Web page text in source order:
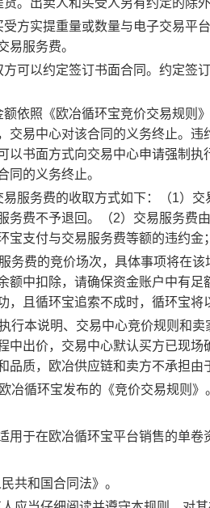
。出卖人和买受人另有约定的除
方实提重量或数量与电子交易平
易服务费。
可以约定签订书面合同。约定签
依照《欧冶循环宝竞价交易规则
交易中心对该合同的义务终止。
以书面方式向交易中心申请强制
同的义务终止。
服务费的收取方式如下：（1）
务费不予退回。（2）交易服务费
宝支付与交易服务费等额的违约
务费的竞价场次，具体事项将在
额中扣除，请确保资金账户中有
，且循环宝追索不成时，循环宝将
行本说明、交易中心竞价规则和
中出价，交易中心默认买方已现
品质，欧冶供应链和卖方不承担由
冶循环宝发布的《竞价交易规则》
用于在欧冶循环宝平台销售的单卷
共和国合同法》。